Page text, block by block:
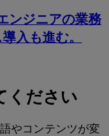
ンジニアの業務
入も進む。
ください
やコンテンツが変